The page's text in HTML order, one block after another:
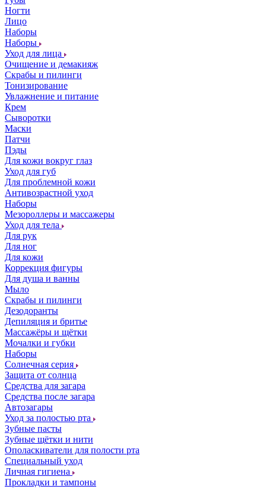
Ногти
Лицо
Наборы
Наборы
Уход для лица
Очищение и демакияж
Скрабы и пилинги
Тонизирование
Увлажнение и питание
Крем
Сыворотки
Маски
Патчи
Пэды
Для кожи вокруг глаз
Уход для губ
Для проблемной кожи
Антивозрастной уход
Наборы
Мезороллеры и массажеры
Уход для тела
Для рук
Для ног
Для кожи
Коррекция фигуры
Для душа и ванны
Мыло
Скрабы и пилинги
Дезодоранты
Депиляция и бритье
Массажёры и щётки
Мочалки и губки
Наборы
Солнечная серия
Защита от солнца
Средства для загара
Средства после загара
Автозагары
Уход за полостью рта
Зубные пасты
Зубные щётки и нити
Ополаскиватели для полости рта
Специальный уход
Личная гигиена
Прокладки и тампоны